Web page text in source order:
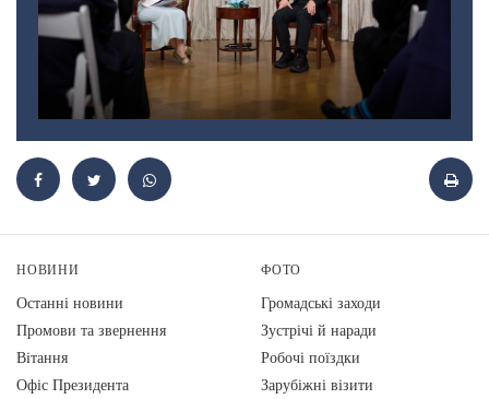
НОВИНИ
Останні новини
Промови та звернення
Вiтання
Офіс Президента
ФОТО
Громадські заходи
Зустрічі й наради
Робочі поїздки
Зарубіжні візити